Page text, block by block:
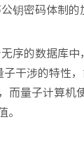
钥密码体制
序的数据库
干涉的特性
而量子计算